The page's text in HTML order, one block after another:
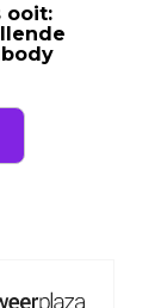
ooit: